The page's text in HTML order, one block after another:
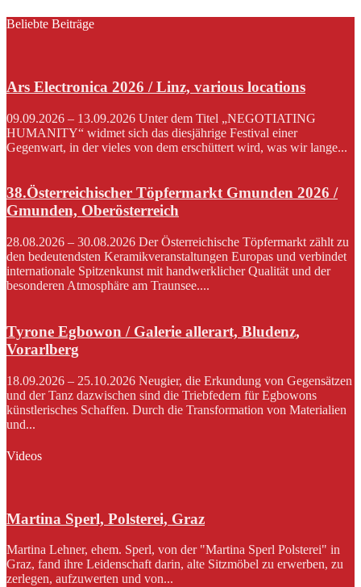
Beliebte Beiträge
Ars Electronica 2026 / Linz, various locations
09.09.2026 – 13.09.2026 Unter dem Titel „NEGOTIATING
HUMANITY“ widmet sich das diesjährige Festival einer
Gegenwart, in der vieles von dem erschüttert wird, was wir lange...
38.Österreichischer Töpfermarkt Gmunden 2026 /
Gmunden, Oberösterreich
28.08.2026 – 30.08.2026 Der Österreichische Töpfermarkt zählt zu
den bedeutendsten Keramikveranstaltungen Europas und verbindet
internationale Spitzenkunst mit handwerklicher Qualität und der
besonderen Atmosphäre am Traunsee....
Tyrone Egbowon / Galerie allerart, Bludenz,
Vorarlberg
18.09.2026 – 25.10.2026 Neugier, die Erkundung von Gegensätzen
und der Tanz dazwischen sind die Triebfedern für Egbowons
künstlerisches Schaffen. Durch die Transformation von Materialien
und...
Videos
Martina Sperl, Polsterei, Graz
Martina Lehner, ehem. Sperl, von der "Martina Sperl Polsterei" in
Graz, fand ihre Leidenschaft darin, alte Sitzmöbel zu erwerben, zu
zerlegen, aufzuwerten und von...